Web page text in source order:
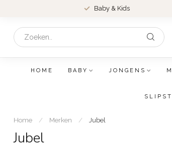
Baby & Kids
HOME BABY JONGENS
Home / Merken / Jubel
Jubel